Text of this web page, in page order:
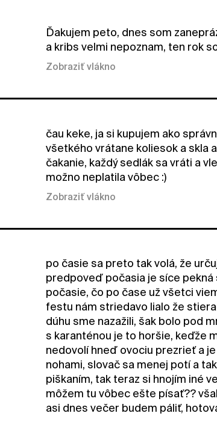
Ďakujem peto, dnes som
a kribs velmi nepoznam, ten rok
Zobraziť vlákno
čau keke, ja si kupujem ako
všetkého vrátane koliesok a skla
čakanie, každý sedlák sa vráti a
možno neplatila vôbec :)
Zobraziť vlákno
po časie sa preto tak volá, že
predpoveď počasia je síce
počasie, čo po čase už všetci
festu nám striedavo lialo že
dúhu sme nazažili, šak bolo pod
s karanténou je to horšie, keďže
nedovolí hneď ovociu prezrieť a
nohami, slovač sa menej potí a
piškaním, tak teraz si hnojím iné
môžem tu vôbec ešte písať??
asi dnes večer budem páliť,